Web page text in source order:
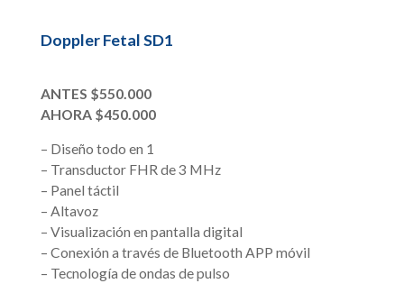
Doppler Fetal SD1
ANTES $550.000
AHORA $450.000
– Diseño todo en 1
– Transductor FHR de 3 MHz
– Panel táctil
– Altavoz
– Visualización en pantalla digital
– Conexión a través de Bluetooth APP móvil
– Tecnología de ondas de pulso